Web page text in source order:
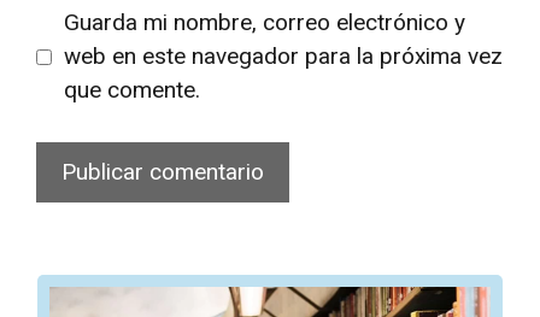
Guarda mi nombre, correo electrónico y
web en este navegador para la próxima vez
que comente.